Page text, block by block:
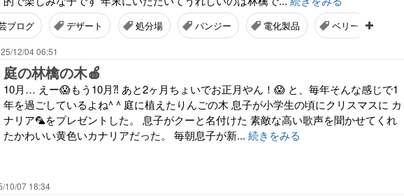
ブログ デザート 処分場 パンジー 電化製品 ベリー
12/04 06:51
庭の林檎の木🍎
10月… えー😱もう10月⁈ あと2ヶ月ちょいでお正月やん！😱 と、毎年そんな感じで1
年を過ごしているよね^ ^ 庭に植えたりんごの木 息子が小学生の頃にクリスマスに カ
ナリア🦜をプレゼントした。 息子がクーと名付けた 素敵な高い歌声を聞かせてくれ
たかわいい黄色いカナリアだった。 毎朝息子が新... 続きをみる
10/07 18:34